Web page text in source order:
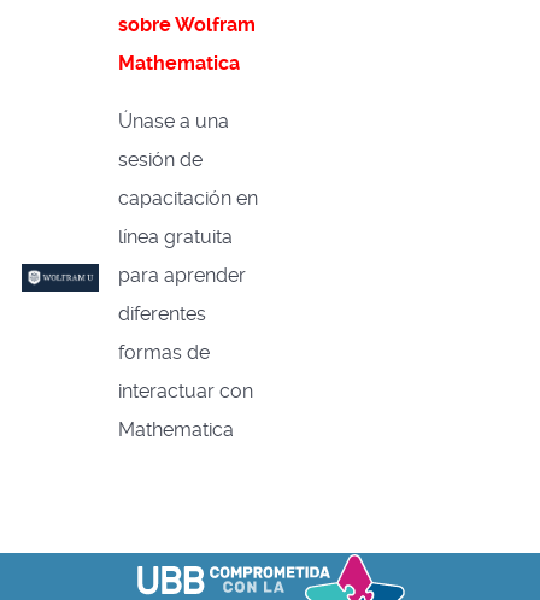
sobre Wolfram
Mathematica
Únase a una
sesión de
capacitación en
línea gratuita
para aprender
diferentes
formas de
interactuar con
Mathematica